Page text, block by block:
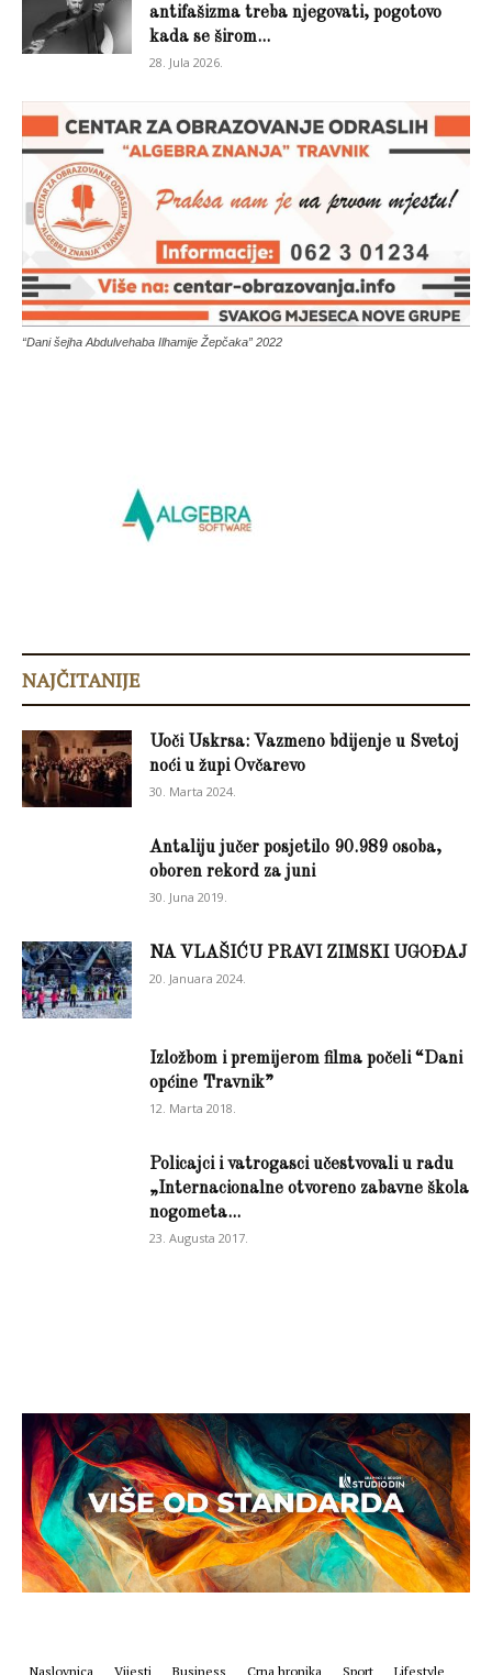
antifašizma treba njegovati, pogotovo
kada se širom...
28. Jula 2026.
“Dani šejha Abdulvehaba Ilhamije Žepčaka” 2022
NAJČITANIJE
Uoči Uskrsa: Vazmeno bdijenje u Svetoj
noći u župi Ovčarevo
30. Marta 2024.
Antaliju jučer posjetilo 90.989 osoba,
oboren rekord za juni
30. Juna 2019.
NA VLAŠIĆU PRAVI ZIMSKI UGOĐAJ
20. Januara 2024.
Izložbom i premijerom filma počeli “Dani
općine Travnik”
12. Marta 2018.
Policajci i vatrogasci učestvovali u radu
„Internacionalne otvoreno zabavne škola
nogometa...
23. Augusta 2017.
Naslovnica Vijesti Business Crna hronika Sport Lifestyle